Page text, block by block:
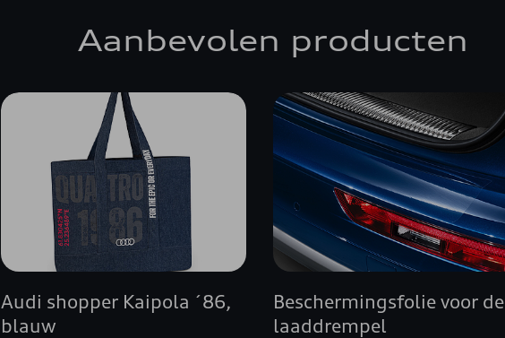
Aanbevolen producten
Audi shopper Kaipola ´86,
blauw
Beschermingsfolie voor de
laaddrempel